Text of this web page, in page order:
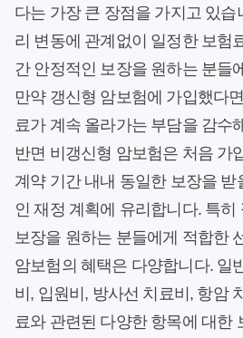
다는 가장 큰 장점을 가지고 있습
리 변동에 관계없이 일정한 보험
간 안정적인 보장을 원하는 분들
만약 갱신형 암보험에 가입했다
료가 계속 올라가는 부담을 감수
반면 비갱신형 암보험은 처음 가
계약 기간 내내 동일한 보장을 받
인 재정 계획에 유리합니다. 특
보장을 원하는 분들에게 적합한
암보험의 혜택은 다양합니다. 일
비, 입원비, 방사선 치료비, 항암
료와 관련된 다양한 항목에 대한